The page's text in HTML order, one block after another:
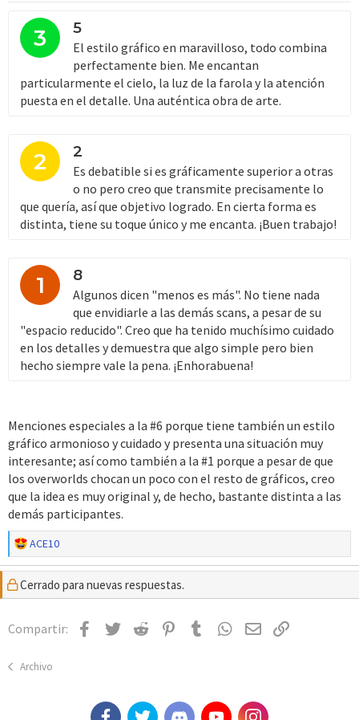
s
3 5
El estilo gráfico en maravilloso, todo combina
perfectamente bien. Me encantan
particularmente el cielo, la luz de la farola y la atención
puesta en el detalle. Una auténtica obra de arte.
2 2
Es debatible si es gráficamente superior a otras
o no pero creo que transmite precisamente lo
que quería, así que objetivo logrado. En cierta forma es
distinta, tiene su toque único y me encanta. ¡Buen trabajo!
1 8
Algunos dicen "menos es más". No tiene nada
que envidiarle a las demás scans, a pesar de su
"espacio reducido". Creo que ha tenido muchísimo cuidado
en los detalles y demuestra que algo simple pero bien
hecho siempre vale la pena. ¡Enhorabuena!
Menciones especiales a la #6 porque tiene también un estilo
gráfico armonioso y cuidado y presenta una situación muy
interesante; así como también a la #1 porque a pesar de que
los overworlds chocan un poco con el resto de gráficos, creo
que la idea es muy original y, de hecho, bastante distinta a las
demás participantes.
R
e
a
c
c
o
e
ACE10
Cerrado para nuevas respuestas.
Compartir: Facebook
TwitterReddit Pinterest
TumblrWhatsApp
EmailEnlace
Archivo